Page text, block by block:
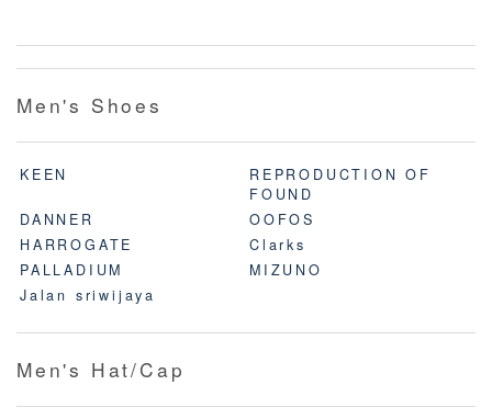
Men's Shoes
KEEN
REPRODUCTION OF
FOUND
DANNER
OOFOS
HARROGATE
Clarks
PALLADIUM
MIZUNO
Jalan sriwijaya
Men's Hat/Cap